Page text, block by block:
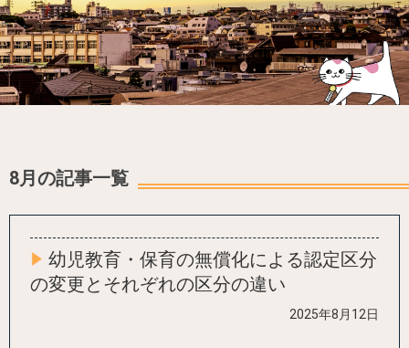
ブログ
お問い合わせ
8月の記事一覧
幼児教育・保育の無償化による認定区分
の変更とそれぞれの区分の違い
2025年8月12日